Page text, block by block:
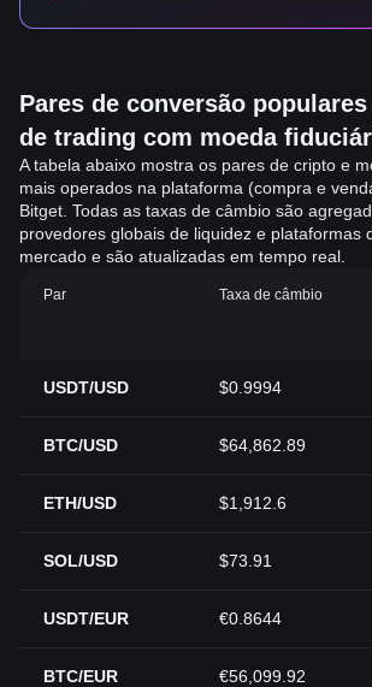
Pares de conversão
de trading com moeda
A tabela abaixo mostra os pares de cripto e
mais operados na plataforma (compra e
Bitget. Todas as taxas de câmbio são
provedores globais de liquidez e plataformas
mercado e são atualizadas em tempo real.
Par Taxa de câmbio
USDT/USD $0.9994
BTC/USD $64,862.89
ETH/USD $1,912.6
SOL/USD $73.91
USDT/EUR €0.8644
BTC/EUR €56,099.92